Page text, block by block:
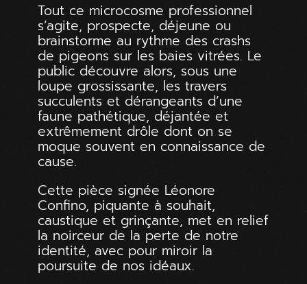
Tout ce microcosme professionnel
s’agite, prospecte, déjeune ou
brainstorme au rythme des crashs
de pigeons sur les baies vitrées. Le
public découvre alors, sous une
loupe grossissante, les travers
succulents et dérangeants d’une
faune pathétique, déjantée et
extrêmement drôle dont on se
moque souvent en connaissance de
cause.
Cette pièce signée Léonore
Confino, piquante à souhait,
caustique et grinçante, met en relief
la noirceur de la perte de notre
identité, avec pour miroir la
poursuite de nos idéaux.